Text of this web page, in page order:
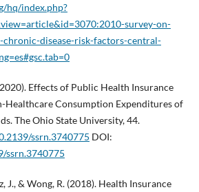
hq/index.php?
survey-on-
chronic-disease-risk-factors-central-
Effects of Public Health Insurance
Healthcare Consumption Expenditures of
The Ohio State University, 44.
ssrn.3740775 DOI:
ssrn.3740775
J., & Wong, R. (2018). Health Insurance